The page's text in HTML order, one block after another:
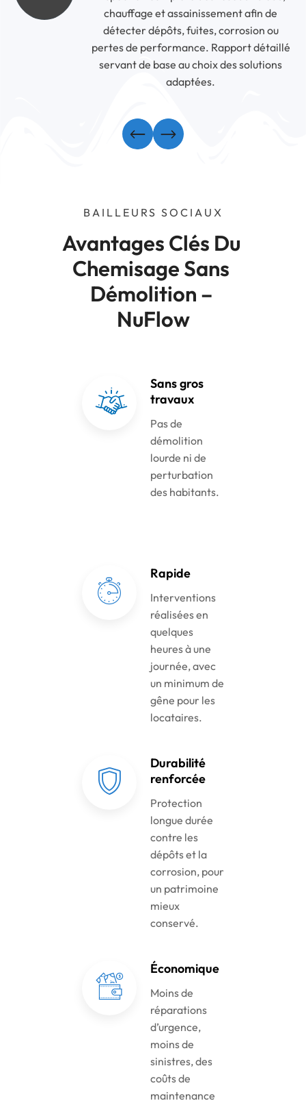
chauffage et assainissement afin de
détecter dépôts, fuites, corrosion ou
pertes de performance. Rapport détaillé
servant de base au choix des solutions
adaptées.
BAILLEURS SOCIAUX
Avantages Clés Du
Chemisage Sans
Démolition –
NuFlow
Sans gros
travaux
Pas de
démolition
lourde ni de
perturbation
des habitants.
Rapide
Interventions
réalisées en
quelques
heures à une
journée, avec
un minimum de
gêne pour les
locataires.
Durabilité
renforcée
Protection
longue durée
contre les
dépôts et la
corrosion, pour
un patrimoine
mieux
conservé.
Économique
Moins de
réparations
d’urgence,
moins de
sinistres, des
coûts de
maintenance